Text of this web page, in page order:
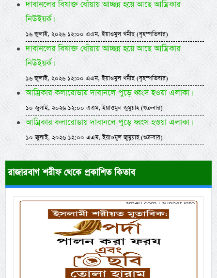
দাবানলের বিষাক্ত ধোঁয়ায় আচ্ছন্ন হয়ে আছে আম্রিকার
নিউইয়র্ক।
১৬ জুলাই, ২০২৬ ১২:০০ এএম, ইয়াওমুল খমীছ (বৃহস্পতিবার)
দাবানলের বিষাক্ত ধোঁয়ায় আচ্ছন্ন হয়ে আছে আম্রিকার
নিউইয়র্ক।
১৬ জুলাই, ২০২৬ ১২:০০ এএম, ইয়াওমুল খমীছ (বৃহস্পতিবার)
আম্রিকার কলারোডায় দাবানলে পুড়ে ধ্বংস হওয়া এলাকা।
১০ জুলাই, ২০২৬ ১২:০০ এএম, ইয়াওমুল জুমুয়াহ (শুক্রবার)
আম্রিকার কলারোডায় দাবানলে পুড়ে ধ্বংস হওয়া এলাকা।
১০ জুলাই, ২০২৬ ১২:০০ এএম, ইয়াওমুল জুমুয়াহ (শুক্রবার)
রাজারবাগ শরীফ থেকে প্রকাশিত কিতাব